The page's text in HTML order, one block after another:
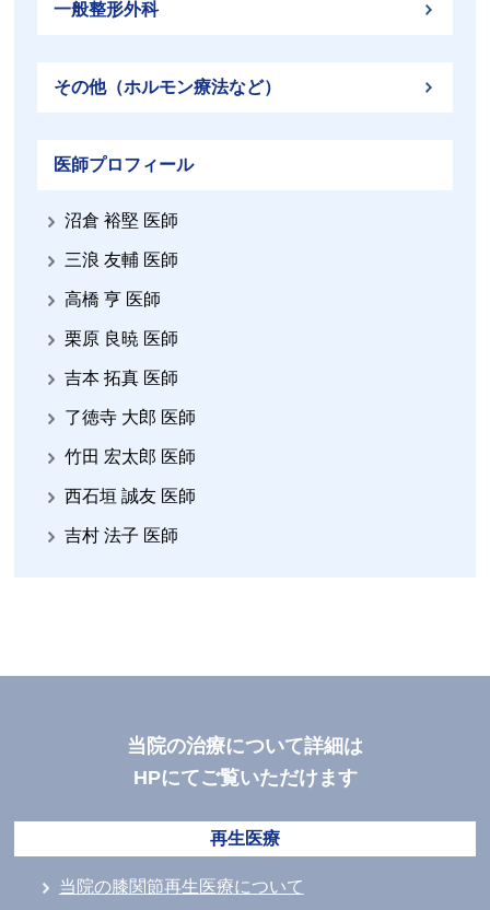
一般整形外科
その他（ホルモン療法など）
医師プロフィール
沼倉 裕堅 医師
三浪 友輔 医師
高橋 亨 医師
栗原 良暁 医師
吉本 拓真 医師
了徳寺 大郎 医師
竹田 宏太郎 医師
西石垣 誠友 医師
吉村 法子 医師
当院の治療について詳細は
HPにてご覧いただけます
再生医療
当院の膝関節再生医療について